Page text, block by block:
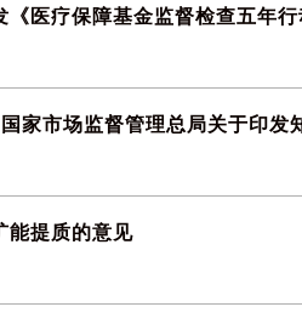
《医疗保障基金监督检查五年
家市场监督管理总局关于印
能提质的意见